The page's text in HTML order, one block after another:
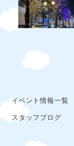
イベント情報一覧
スタッフブログ